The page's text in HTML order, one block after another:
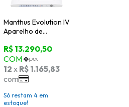
Manthus Evolution IV
Aparelho de
Correntes +
Aplicador Corporal
Grande + Aplicador
40K + Aplicador
Facial (BRINDE) -
KLD
Só restam 4em
estoque!